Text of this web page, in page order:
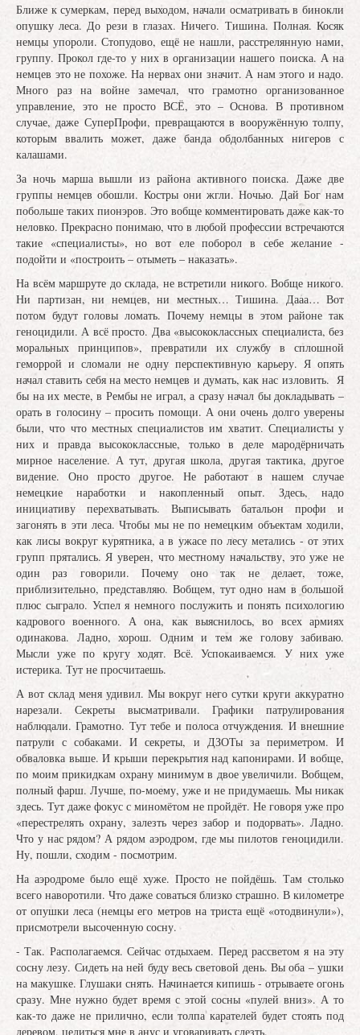
Ближе к сумеркам, перед выходом, начали осматривать в бинокли
опушку леса. До рези в глазах. Ничего. Тишина. Полная. Косяк
немцы упороли. Стопудово, ещё не нашли, расстрелянную нами,
группу. Прокол где-то у них в организации нашего поиска. А на
немцев это не похоже. На нервах они значит. А нам этого и надо.
Много раз на войне замечал, что грамотно организованное
управление, это не просто ВСЁ, это – Основа. В противном
случае, даже СуперПрофи, превращаются в вооружённую толпу,
которым ввалить может, даже банда обдолбанных нигеров с
калашами.
За ночь марша вышли из района активного поиска. Даже две
группы немцев обошли. Костры они жгли. Ночью. Дай Бог нам
побольше таких пионэров. Это вобще комментировать даже как-то
неловко. Прекрасно понимаю, что в любой профессии встречаются
такие «специалисты», но вот еле поборол в себе желание -
подойти и «построить – отыметь – наказать».
На всём маршруте до склада, не встретили никого. Вобще никого.
Ни партизан, ни немцев, ни местных… Тишина. Дааа… Вот
потом будут головы ломать. Почему немцы в этом районе так
геноцидили. А всё просто. Два «высококлассных специалиста, без
моральных принципов», превратили их службу в сплошной
геморрой и сломали не одну перспективную карьеру. Я опять
начал ставить себя на место немцев и думать, как нас изловить. Я
бы на их месте, в Рембы не играл, а сразу начал бы докладывать –
орать в голосину – просить помощи. А они очень долго уверены
были, что что местных специалистов им хватит. Специалисты у
них и правда высококлассные, только в деле мародёрничать
мирное население. А тут, другая школа, другая тактика, другое
видение. Оно просто другое. Не работают в нашем случае
немецкие наработки и накопленный опыт. Здесь, надо
инициативу перехватывать. Выписывать батальон профи и
загонять в эти леса. Чтобы мы не по немецким объектам ходили,
как лисы вокруг курятника, а в ужасе по лесу метались - от этих
групп прятались. Я уверен, что местному начальству, это уже не
один раз говорили. Почему оно так не делает, тоже,
приблизительно, представляю. Вобщем, тут одно нам в большой
плюс сыграло. Успел я немного послужить и понять психологию
кадрового военного. А она, как выяснилось, во всех армиях
одинакова. Ладно, хорош. Одним и тем же голову забиваю.
Мысли уже по кругу ходят. Всё. Успокаиваемся. У них уже
истерика. Тут не просчитаешь.
А вот склад меня удивил. Мы вокруг него сутки круги аккуратно
нарезали. Секреты высматривали. Графики патрулирования
наблюдали. Грамотно. Тут тебе и полоса отчуждения. И внешние
патрули с собаками. И секреты, и ДЗОТы за периметром. И
обваловка выше. И крыши перекрытия над капонирами. И вобще,
по моим прикидкам охрану минимум в двое увеличили. Вобщем,
полный фарш. Лучше, по-моему, уже и не придумаешь. Мы никак
здесь. Тут даже фокус с миномётом не пройдёт. Не говоря уже про
«перестрелять охрану, залезть через забор и подорвать». Ладно.
Что у нас рядом? А рядом аэродром, где мы пилотов геноцидили.
Ну, пошли, сходим - посмотрим.
На аэродроме было ещё хуже. Просто не пойдёшь. Там столько
всего наворотили. Что даже соваться близко страшно. В километре
от опушки леса (немцы его метров на триста ещё «отодвинули»),
присмотрели высоченную сосну.
- Так. Располагаемся. Сейчас отдыхаем. Перед рассветом я на эту
сосну лезу. Сидеть на ней буду весь световой день. Вы оба – ушки
на макушке. Глушаки снять. Начинается кипишь - отрываете огонь
сразу. Мне нужно будет время с этой сосны «пулей вниз». А то
как-то даже не прилично, если толпа карателей будет стоять под
деревом, целиться мне в анус и уговаривать слезть.